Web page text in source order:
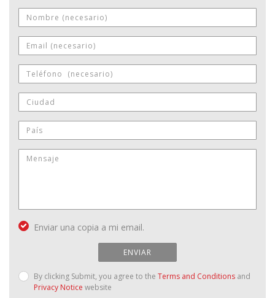
Enviar una copia a mi email.
ENVIAR
By clicking Submit, you agree to the Terms and Conditions and
Privacy Notice website